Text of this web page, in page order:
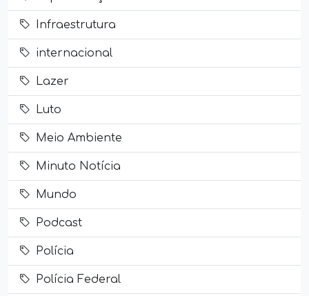
Infraestrutura
internacional
Lazer
Luto
Meio Ambiente
Minuto Notícia
Mundo
Podcast
Polícia
Polícia Federal